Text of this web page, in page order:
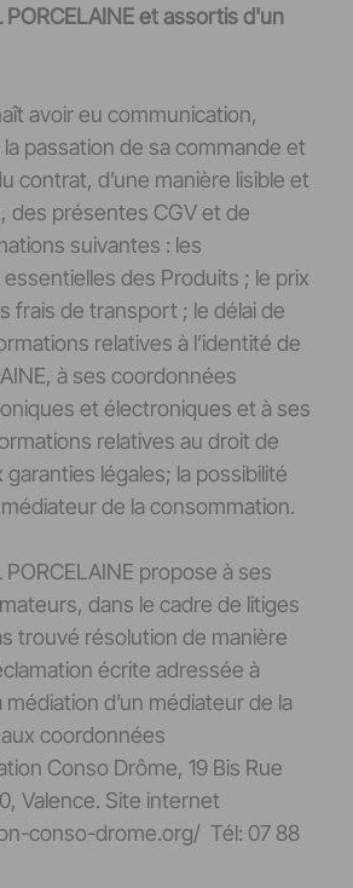
PORCELAINE et assortis d'un
avoir eu communication,
passation de sa commande et
contrat, d’une manière lisible et
des présentes CGV et de
suivantes : les
des Produits ; le prix
frais de transport ; le délai de
relatives à l’identité de
à ses coordonnées
et électroniques et à ses
relatives au droit de
légales; la possibilité
de la consommation.
PORCELAINE propose à ses
dans le cadre de litiges
trouvé résolution de manière
écrite adressée à
d’un médiateur de la
coordonnées
Conso Drôme, 19 Bis Rue
Valence. Site internet
conso-drome.org/ Tél: 07 88